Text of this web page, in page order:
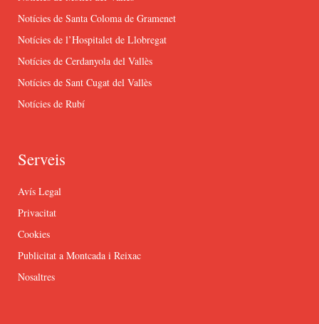
Notícies de Santa Coloma de Gramenet
Notícies de l’Hospitalet de Llobregat
Notícies de Cerdanyola del Vallès
Notícies de Sant Cugat del Vallès
Notícies de Rubí
Serveis
Avís Legal
Privacitat
Cookies
Publicitat a Montcada i Reixac
Nosaltres